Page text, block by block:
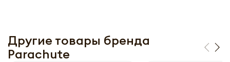
Другие товары бренда
Parachute